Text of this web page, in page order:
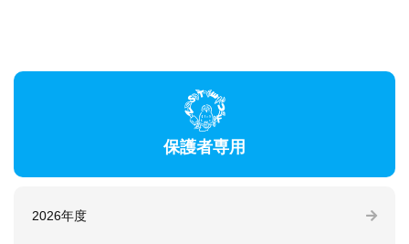
保護者専用
2026年度